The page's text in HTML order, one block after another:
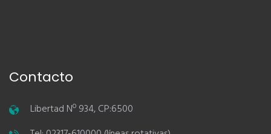
Contacto
Libertad Nº 934, CP:6500